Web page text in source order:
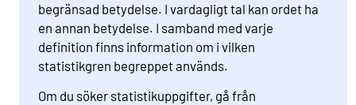
begränsad betydelse. I vardagligt tal kan ordet ha
en annan betydelse. I samband med varje
definition finns information om i vilken
statistikgren begreppet används.
Om du söker statistikuppgifter, gå från